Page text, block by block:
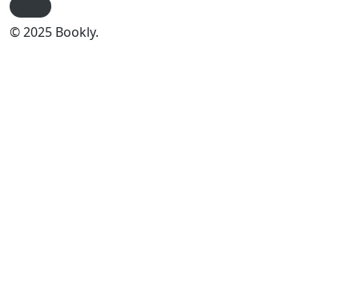
© 2025 Bookly.